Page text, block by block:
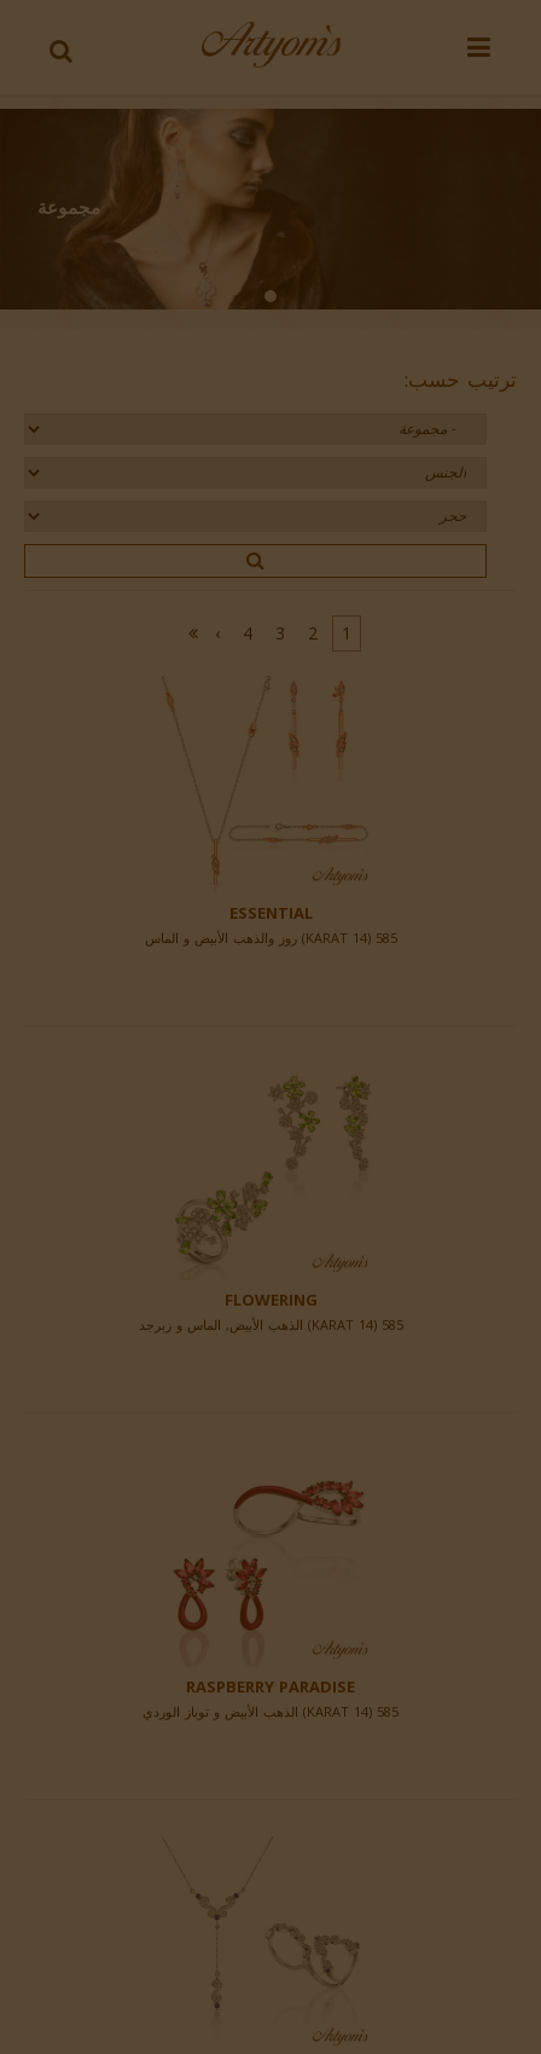
مجموعة
مجموعة
مجموعة
ترتيب حسب:
1
2
3
4
›
ESSENTIAL
585 (14 KARAT) روز والذهب الأبيض و الماس
FLOWERING
585 (14 KARAT) الذهب الأبيض, الماس و زبرجد
RASPBERRY PARADISE
585 (14 KARAT) الذهب الأبيض و توباز الوردي